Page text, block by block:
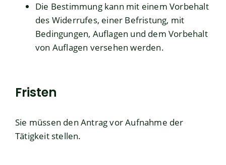
Die Bestimmung kann mit einem Vorbehalt
des Widerrufes, einer Befristung, mit
Bedingungen, Auflagen und dem Vorbehalt
von Auflagen versehen werden.
Fristen
Sie müssen den Antrag vor Aufnahme der
Tätigkeit stellen.